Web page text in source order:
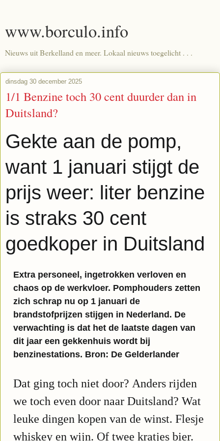
www.borculo.info
Nieuws uit Berkelland en meer. Lokaal nieuws toegelicht . . .
dinsdag 30 december 2025
1/1 Benzine toch 30 cent duurder dan in
Duitsland?
Gekte aan de pomp,
want 1 januari stijgt de
prijs weer: liter benzine
is straks 30 cent
goedkoper in Duitsland
Extra personeel, ingetrokken verloven en
chaos op de werkvloer. Pomphouders zetten
zich schrap nu op 1 januari de
brandstofprijzen stijgen in Nederland. De
verwachting is dat het de laatste dagen van
dit jaar een gekkenhuis wordt bij
benzinestations. Bron: De Gelderlander
Dat ging toch niet door? Anders rijden
we toch even door naar Duitsland? Wat
leuke dingen kopen van de winst. Flesje
whiskey en wijn. Of twee kratjes bier.